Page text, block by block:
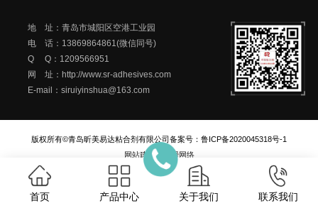
地 址：青岛市城阳区空港工业园
电 话：13869864861(微信同号)
Q Q：1209566951
网 址：http://www.sr-adhesives.com
E-mail：siruiyinshua@163.com
版权所有©青岛昕美易达粘合剂有限公司备案号： 鲁ICP备2020045318号-1
网站建设 ： 一瞬网络
首页 产品中心 关于我们 联系我们